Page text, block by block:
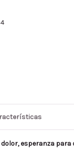
crónicos
esperanza para